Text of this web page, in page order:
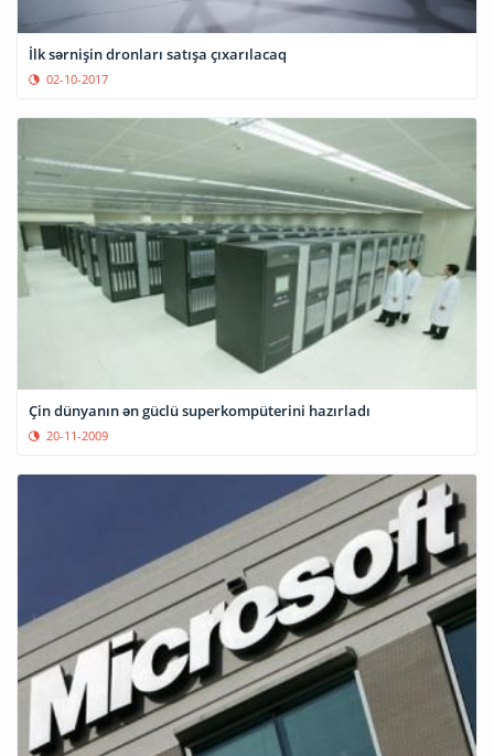
İlk sərnişin dronları satışa çıxarılacaq
02-10-2017
Çin dünyanın ən güclü superkompüterini hazırladı
20-11-2009